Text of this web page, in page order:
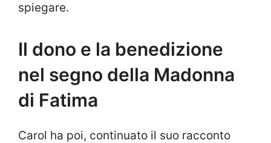
spiegare.
Il dono e la benedizione
nel segno della Madonna
di Fatima
Carol ha poi, continuato il suo racconto